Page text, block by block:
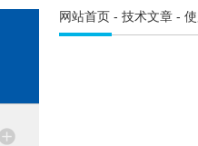
网站首页 - 技术文章 -